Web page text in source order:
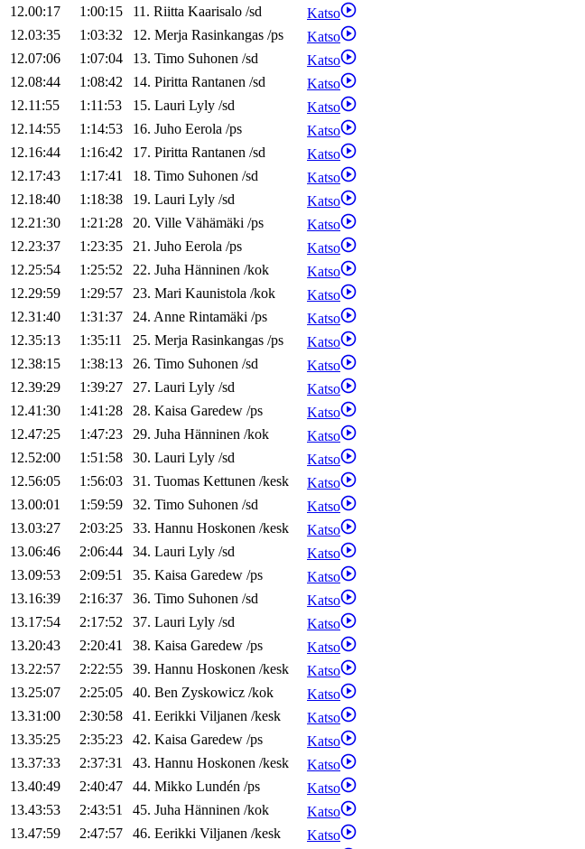
12.00:17
1:00:15 11. Riitta Kaarisalo /sd
Katso
12.03:35
1:03:32 12. Merja Rasinkangas /ps
Katso
12.07:06
1:07:04 13. Timo Suhonen /sd
Katso
12.08:44
1:08:42 14. Piritta Rantanen /sd
Katso
12.11:55
1:11:53 15. Lauri Lyly /sd
Katso
12.14:55
1:14:53 16. Juho Eerola /ps
Katso
12.16:44
1:16:42 17. Piritta Rantanen /sd
Katso
12.17:43
1:17:41 18. Timo Suhonen /sd
Katso
12.18:40
1:18:38 19. Lauri Lyly /sd
Katso
12.21:30
1:21:28 20. Ville Vähämäki /ps
Katso
12.23:37
1:23:35 21. Juho Eerola /ps
Katso
12.25:54
1:25:52 22. Juha Hänninen /kok
Katso
12.29:59
1:29:57 23. Mari Kaunistola /kok
Katso
12.31:40
1:31:37 24. Anne Rintamäki /ps
Katso
12.35:13
1:35:11 25. Merja Rasinkangas /ps
Katso
12.38:15
1:38:13 26. Timo Suhonen /sd
Katso
12.39:29
1:39:27 27. Lauri Lyly /sd
Katso
12.41:30
1:41:28 28. Kaisa Garedew /ps
Katso
12.47:25
1:47:23 29. Juha Hänninen /kok
Katso
12.52:00
1:51:58 30. Lauri Lyly /sd
Katso
12.56:05
1:56:03 31. Tuomas Kettunen /kesk
Katso
13.00:01
1:59:59 32. Timo Suhonen /sd
Katso
13.03:27
2:03:25 33. Hannu Hoskonen /kesk
Katso
13.06:46
2:06:44 34. Lauri Lyly /sd
Katso
13.09:53
2:09:51 35. Kaisa Garedew /ps
Katso
13.16:39
2:16:37 36. Timo Suhonen /sd
Katso
13.17:54
2:17:52 37. Lauri Lyly /sd
Katso
13.20:43
2:20:41 38. Kaisa Garedew /ps
Katso
13.22:57
2:22:55 39. Hannu Hoskonen /kesk
Katso
13.25:07
2:25:05 40. Ben Zyskowicz /kok
Katso
13.31:00
2:30:58 41. Eerikki Viljanen /kesk
Katso
13.35:25
2:35:23 42. Kaisa Garedew /ps
Katso
13.37:33
2:37:31 43. Hannu Hoskonen /kesk
Katso
13.40:49
2:40:47 44. Mikko Lundén /ps
Katso
13.43:53
2:43:51 45. Juha Hänninen /kok
Katso
13.47:59
2:47:57 46. Eerikki Viljanen /kesk
Katso